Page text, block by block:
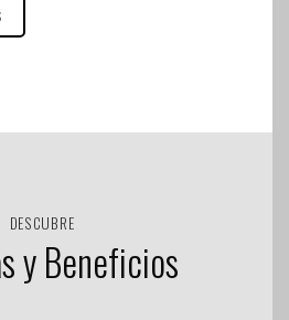
DESCUBRE
y Beneficios